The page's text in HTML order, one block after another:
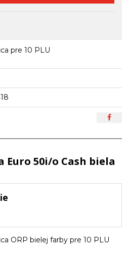
pre 10 PLU
Euro 50i/o Cash biela
ORP bielej farby pre 10 PLU